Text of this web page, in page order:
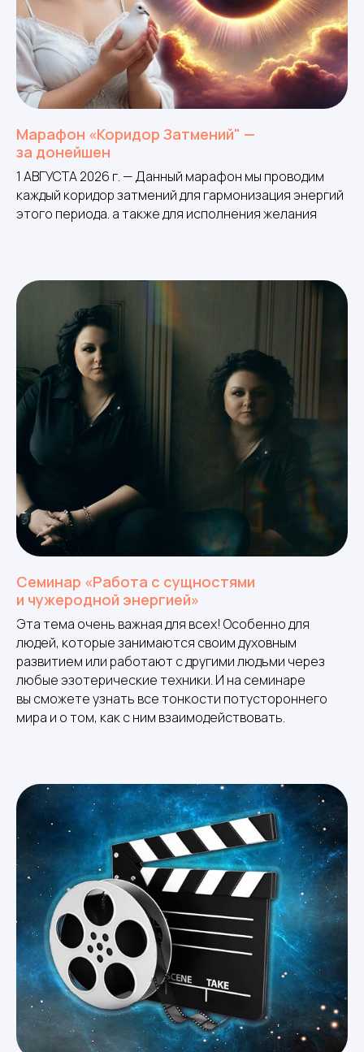
Марафон «Коридор Затмений" —
за донейшен
1 АВГУСТА 2026 г. — Данный марафон мы проводим
каждый коридор затмений для гармонизация энергий
этого периода. а также для исполнения желания
Семинар «Работа с сущностями
и чужеродной энергией»
Эта тема очень важная для всех! Особенно для
людей, которые занимаются своим духовным
развитием или работают с другими людьми через
любые эзотерические техники. И на семинаре
вы сможете узнать все тонкости потустороннего
мира и о том, как с ним взаимодействовать.